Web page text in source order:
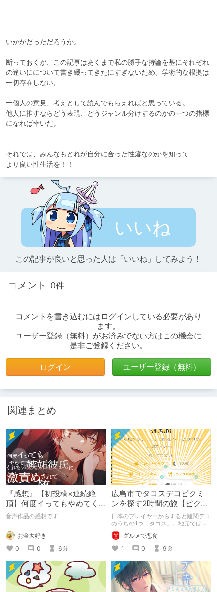
いかがだっただろうか。
断っておくが、この記事はあくまで私の勝手な持論を基にそれぞれ
の違いにについて書き綴ってきたにすぎないため、学術的な根拠は
一切存在しない。
一個人の意見、考えとして読んでもらえればと思っている。
他人に推すならどう表現、どうジャンル分けするのかの一つの指標
になれば幸いだ。
それでは、みんなもどれが自分に合った性癖なのかを知って
より良い性生活を！！！
いいね
この記事が良いと思った人は「いいね」してみよう！
コメント 0件
コメントを書き込むにはログインしている必要があり
ます。
ユーザー登録（無料）がお済みでない方はこの機会に
是非ご登録ください。
ログイン ユーザー登録（無料）
関連まとめ
『感想』【初投稿×連続絶
頂】何度イってもやめてく
れない嫉妬彼氏に激責めさ
音声作品の感想です
お金大好き
0
0 6 分
広島市でタコスデコピクミ
ンを探す2時間の旅【ピクミ
ンブルーム / Pikmin
Bloom】
日本のプレイヤーからすると難関デコ
のうちの1つ「タコス」。地元では見
つけられなかった男が広島で探す旅を
お送りします。ねくすと5月のテーマ
「お出かけの記録」。
グルメで悪食
1
0 9 分